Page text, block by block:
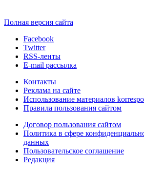
Полная версия сайта
Facebook
Twitter
RSS-ленты
E-mail рассылка
Контакты
Реклама на сайте
Использование материалов
Правила пользования сайтом
Договор пользования сайтом
Политика в сфере
данных
Пользовательское соглашение
Редакция